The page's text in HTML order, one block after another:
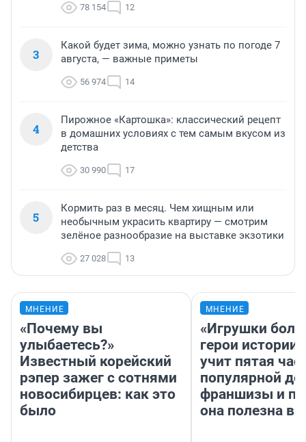
78 154 12
3
Какой будет зима, можно узнать по погоде 7
августа, — важные приметы
56 974 14
4
Пирожное «Картошка»: классический рецепт
в домашних условиях с тем самым вкусом из
детства
30 990 17
5
Кормить раз в месяц. Чем хищным или
необычным украсить квартиру — смотрим
зелёное разнообразие на выставке экзотики
27 028 13
МНЕНИЕ
«Почему вы
улыбаетесь?»
Известный корейский
рэпер зажег с сотнями
новосибирцев: как это
было
МНЕНИЕ
«Игрушки
герои
учит пятая
популярной
франшизы и
она полезна